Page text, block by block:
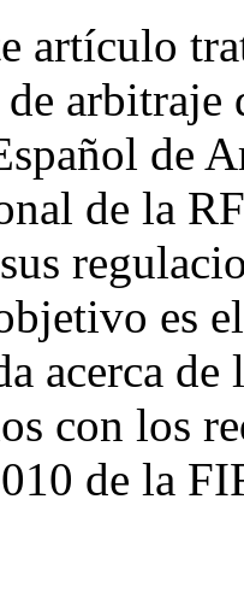
artículo
de
de la
es
acerca
con los
de la